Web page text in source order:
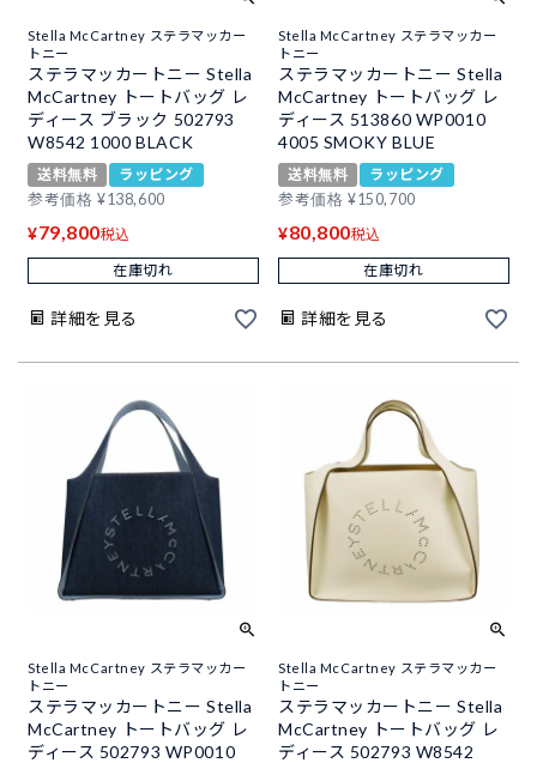
Stella McCartney ステラマッカー
トニー
ステラマッカートニー Stella
McCartney トートバッグ レ
ディース ブラック 502793
W8542 1000 BLACK
送料無料
ラッピング
参考価格 ¥138,600
¥79,800税込
在庫切れ
詳細を見る
Stella McCartney ステラマッカー
トニー
ステラマッカートニー Stella
McCartney トートバッグ レ
ディース 513860 WP0010
4005 SMOKY BLUE
送料無料
ラッピング
参考価格 ¥150,700
¥80,800税込
在庫切れ
詳細を見る
Stella McCartney ステラマッカー
トニー
ステラマッカートニー Stella
McCartney トートバッグ レ
ディース 502793 WP0010
Stella McCartney ステラマッカー
トニー
ステラマッカートニー Stella
McCartney トートバッグ レ
ディース 502793 W8542